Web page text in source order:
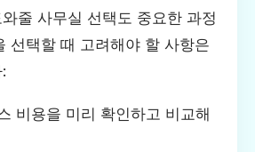
줄 사무실 선택도 중요한 과정
선택할 때 고려해야 할 사항은
비용을 미리 확인하고 비교해